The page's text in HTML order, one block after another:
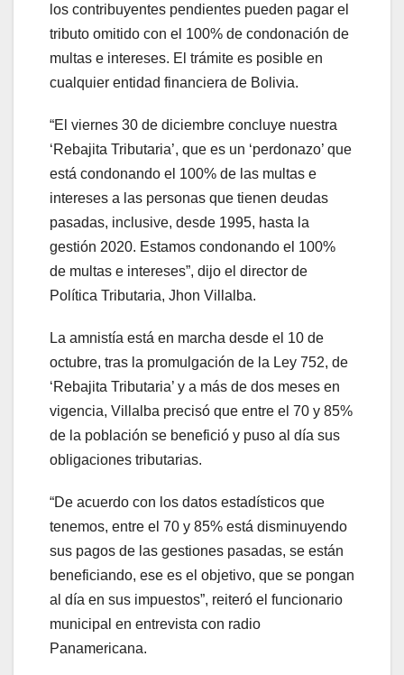
los contribuyentes pendientes pueden pagar el
tributo omitido con el 100% de condonación de
multas e intereses. El trámite es posible en
cualquier entidad financiera de Bolivia.
“El viernes 30 de diciembre concluye nuestra
‘Rebajita Tributaria’, que es un ‘perdonazo’ que
está condonando el 100% de las multas e
intereses a las personas que tienen deudas
pasadas, inclusive, desde 1995, hasta la
gestión 2020. Estamos condonando el 100%
de multas e intereses”, dijo el director de
Política Tributaria, Jhon Villalba.
La amnistía está en marcha desde el 10 de
octubre, tras la promulgación de la Ley 752, de
‘Rebajita Tributaria’ y a más de dos meses en
vigencia, Villalba precisó que entre el 70 y 85%
de la población se benefició y puso al día sus
obligaciones tributarias.
“De acuerdo con los datos estadísticos que
tenemos, entre el 70 y 85% está disminuyendo
sus pagos de las gestiones pasadas, se están
beneficiando, ese es el objetivo, que se pongan
al día en sus impuestos”, reiteró el funcionario
municipal en entrevista con radio
Panamericana.